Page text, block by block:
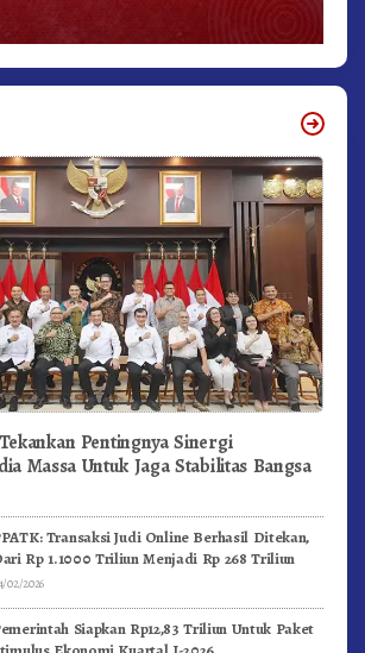
Pentingnya Sinergi
Massa Untuk Jaga Stabilitas Bangsa
Transaksi Judi Online Berhasil Ditekan,
Rp 1.1000 Triliun Menjadi Rp 268 Triliun
02/2026
Siapkan Rp12,83 Triliun Untuk Paket